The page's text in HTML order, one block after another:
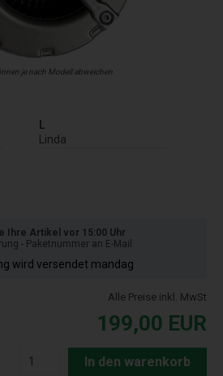
je nach Modell abweichen
L
Linda
Ihre Artikel vor 15:00 Uhr
- Paketnummer an E-Mail
wird versendet mandag
Alle Preise inkl. MwSt
199,00 EUR
In den warenkorb